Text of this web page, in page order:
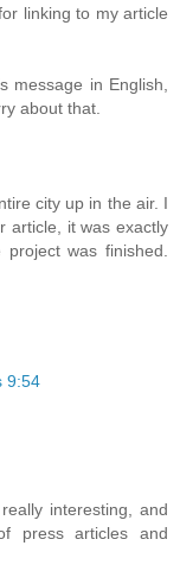
linking to my article
message in English,
about that.
city up in the air. I
article, it was exactly
was finished.
9:54
interesting, and
press articles and